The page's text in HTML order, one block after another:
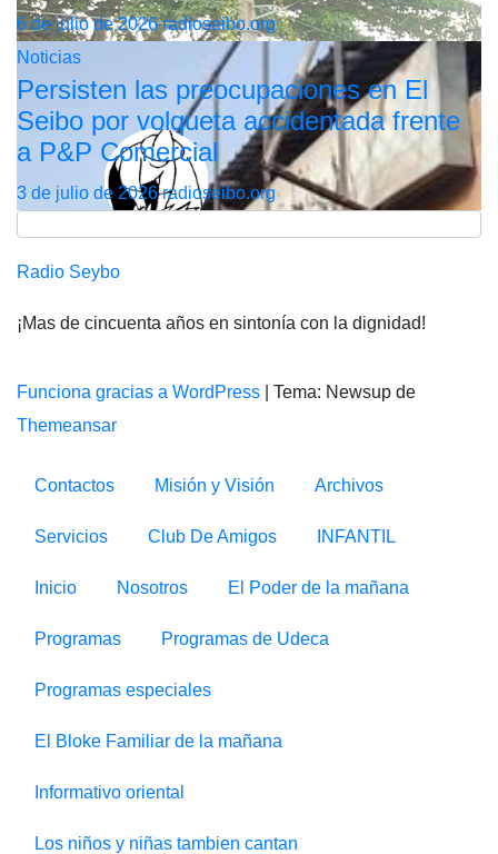
6 de julio de 2026radioseibo.org
Noticias
Persisten las preocupaciones en El
Seibo por volqueta accidentada frente
a P&P Comercial
3 de julio de 2026radioseibo.org
Radio Seybo
¡Mas de cincuenta años en sintonía con la dignidad!
Funciona gracias a WordPress
Tema: Newsup de
Themeansar
Contactos Misión y Visión Archivos
Servicios Club De Amigos INFANTIL
Inicio Nosotros El Poder de la mañana
Programas Programas de Udeca
Programas especiales
El Bloke Familiar de la mañana
Informativo oriental
Los niños y niñas tambien cantan